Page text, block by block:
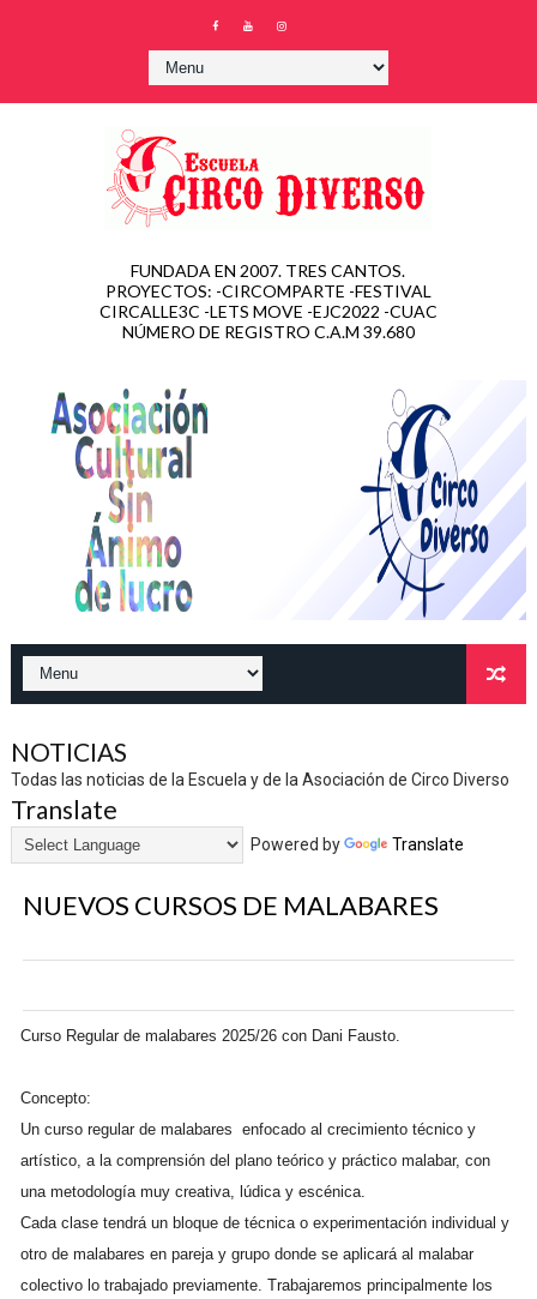
FUNDADA EN 2007. TRES CANTOS.
PROYECTOS: -CIRCOMPARTE -FESTIVAL
CIRCALLE3C -LETS MOVE -EJC2022 -CUAC
NÚMERO DE REGISTRO C.A.M 39.680
NOTICIAS
Todas las noticias de la Escuela y de la Asociación de Circo Diverso
Translate
Powered by Translate
NUEVOS CURSOS DE MALABARES
Curso Regular de malabares 2025/26 con Dani Fausto.
Concepto:
Un curso regular de malabares enfocado al crecimiento técnico y
artístico, a la comprensión del plano teórico y práctico malabar, con
una metodología muy creativa, lúdica y escénica.
Cada clase tendrá un bloque de técnica o experimentación individual y
otro de malabares en pareja y grupo donde se aplicará al malabar
colectivo lo trabajado previamente. Trabajaremos principalmente los